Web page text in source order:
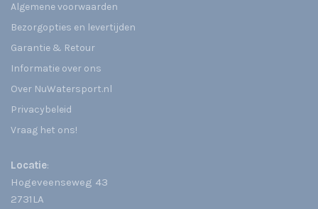
Algemene voorwaarden
Bezorgopties en levertijden
Garantie & Retour
Informatie over ons
Over NuWatersport.nl
Privacybeleid
Vraag het ons!
Locatie:
Hogeveenseweg 43
2731LA